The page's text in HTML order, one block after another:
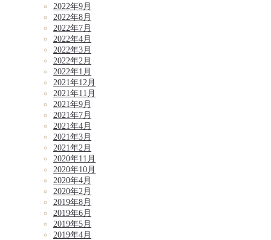
2022年9月
2022年8月
2022年7月
2022年4月
2022年3月
2022年2月
2022年1月
2021年12月
2021年11月
2021年9月
2021年7月
2021年4月
2021年3月
2021年2月
2020年11月
2020年10月
2020年4月
2020年2月
2019年8月
2019年6月
2019年5月
2019年4月